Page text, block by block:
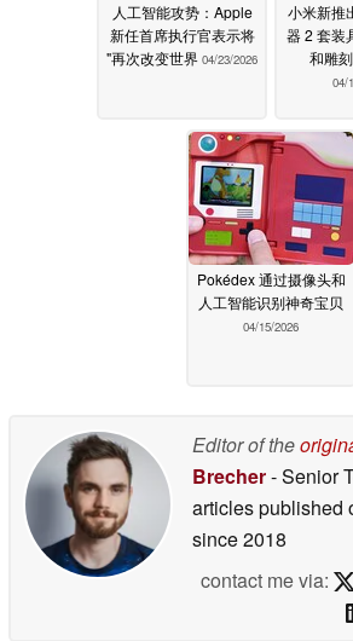
人工智能攻势：Apple
新任首席执行官表示将
"再次改变世界 04/23/2026
小米新推
器 2 套装
和雕
04/
Pokédex 通过摄像头和
人工智能识别神奇宝贝
04/15/2026
Editor of the
Brecher- Senior
articles published
since 2018
contact me via: